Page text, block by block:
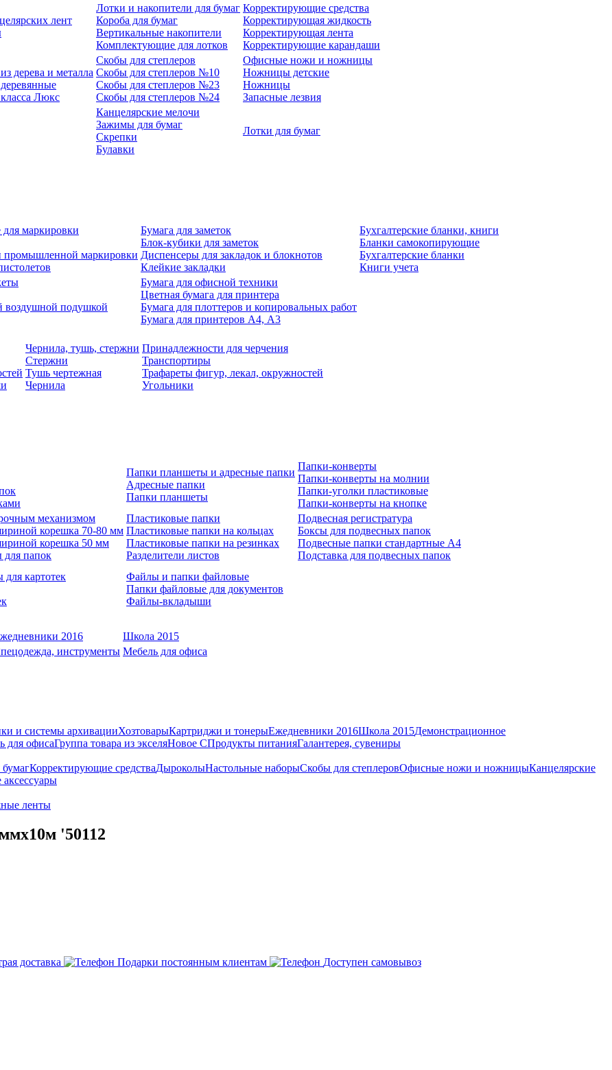
лент
Лотки и накопители для бумаг
Короба для бумаг
Вертикальные накопители
Комплектующие для лотков
Корректирующие средства
Корректирующая жидкость
Корректирующая лента
Корректирующие карандаши
дерева и металла
Люкс
Скобы для степлеров
Скобы для степлеров №10
Скобы для степлеров №23
Скобы для степлеров №24
Офисные ножи и ножницы
Ножницы детские
Ножницы
Запасные лезвия
Канцелярские мелочи
Зажимы для бумаг
Скрепки
Булавки
Лотки для бумаг
маркировки
промышленной маркировки
Бумага для заметок
Блок-кубики для заметок
Диспенсеры для закладок и блокнотов
Клейкие закладки
Бухгалтерские бланки, книги
Бланки самокопирующие
Бухгалтерские бланки
Книги учета
воздушной подушкой
Бумага для офисной техники
Цветная бумага для принтера
Бумага для плоттеров и копировальных работ
Бумага для принтеров А4, А3
Чернила, тушь, стержни
Стержни
Тушь чертежная
Чернила
Принадлежности для черчения
Транспортиры
Трафареты фигур, лекал, окружностей
Угольники
Папки планшеты и адресные папки
Адресные папки
Папки планшеты
Папки-конверты
Папки-конверты на молнии
Папки-уголки пластиковые
Папки-конверты на кнопке
механизмом
корешка 70-80 мм
корешка 50 мм
для папок
Пластиковые папки
Пластиковые папки на кольцах
Пластиковые папки на резинках
Разделители листов
Подвесная регистратура
Боксы для подвесных папок
Подвесные папки стандартные А4
Подставка для подвесных папок
картотек
Файлы и папки файловые
Папки файловые для документов
Файлы-вкладыши
2016
Школа 2015
инструменты Мебель для офиса
и системы архивацииХозтоварыКартриджи и тонерыЕжедневники 2016Школа 2015Демонстрационное
для офисаГруппа товара из экселяНовое СПродукты питанияГалантерея, сувениры
Корректирующие средстваДыроколыНастольные наборыСкобы для степлеровОфисные ножи и ножницыКанцелярские
ленты
'50112
доставка Подарки постоянным клиентам Доступен самовывоз